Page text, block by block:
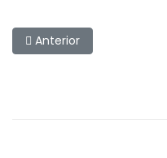
Artículo anterior: Ninfa
Anterior